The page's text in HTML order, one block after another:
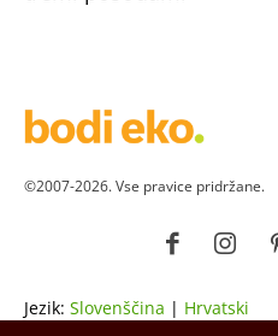
©2007-2026. Vse pravice pridržane.
Jezik: Slovenščina | Hrvatski